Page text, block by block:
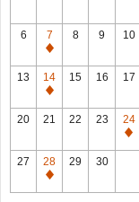
6
7
休
館
日
8 9 10
13
14
休
館
15 16 17
20 21 22 23
24
休
27
28
休
29 30